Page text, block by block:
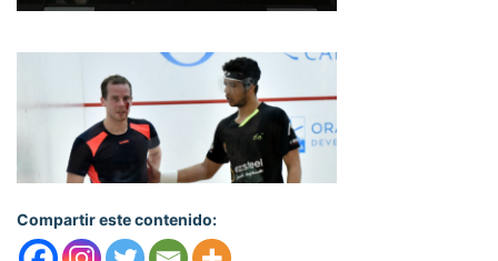
Compartir este contenido: